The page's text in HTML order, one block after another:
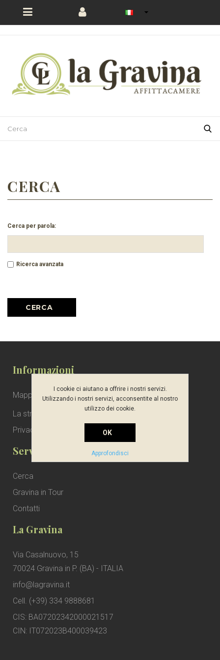
CERCA
Cerca per parola:
Ricerca avanzata
Informazioni
Mappa del sito
La struttura
Privacy notice
Servizio Clienti
Cerca
Gravina in Tour
Contatti
La Gravina
Via Casalnuovo, 15
70024 Gravina in P. (BA) - ITALIA
info@lagravina.it
Cell. (+39) 334 9888681
CIS: BA07202342000021517
CIN: IT072023B400039423
I cookie ci aiutano a offrire i nostri servizi.
Utilizzando i nostri servizi, acconsentite al nostro
utilizzo dei cookie.
OK
Approfondisci